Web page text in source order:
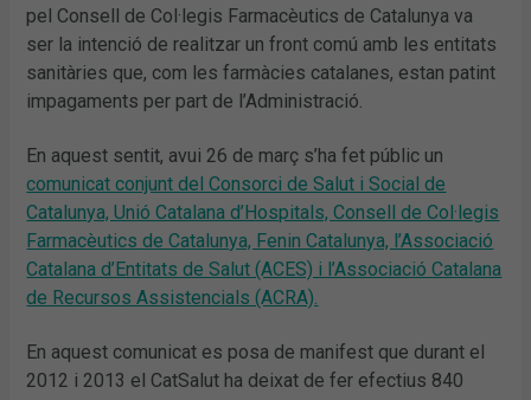
pel Consell de Col·legis Farmacèutics de Catalunya va
ser la intenció de realitzar un front comú amb les entitats
sanitàries que, com les farmàcies catalanes, estan patint
impagaments per part de l’Administració.
En aquest sentit, avui 26 de març s’ha fet públic un
comunicat conjunt del Consorci de Salut i Social de
Catalunya, Unió Catalana d’Hospitals, Consell de Col·legis
Farmacèutics de Catalunya, Fenin Catalunya, l’Associació
Catalana d’Entitats de Salut (ACES) i l’Associació Catalana
de Recursos Assistencials (ACRA).
En aquest comunicat es posa de manifest que durant el
2012 i 2013 el CatSalut ha deixat de fer efectius 840